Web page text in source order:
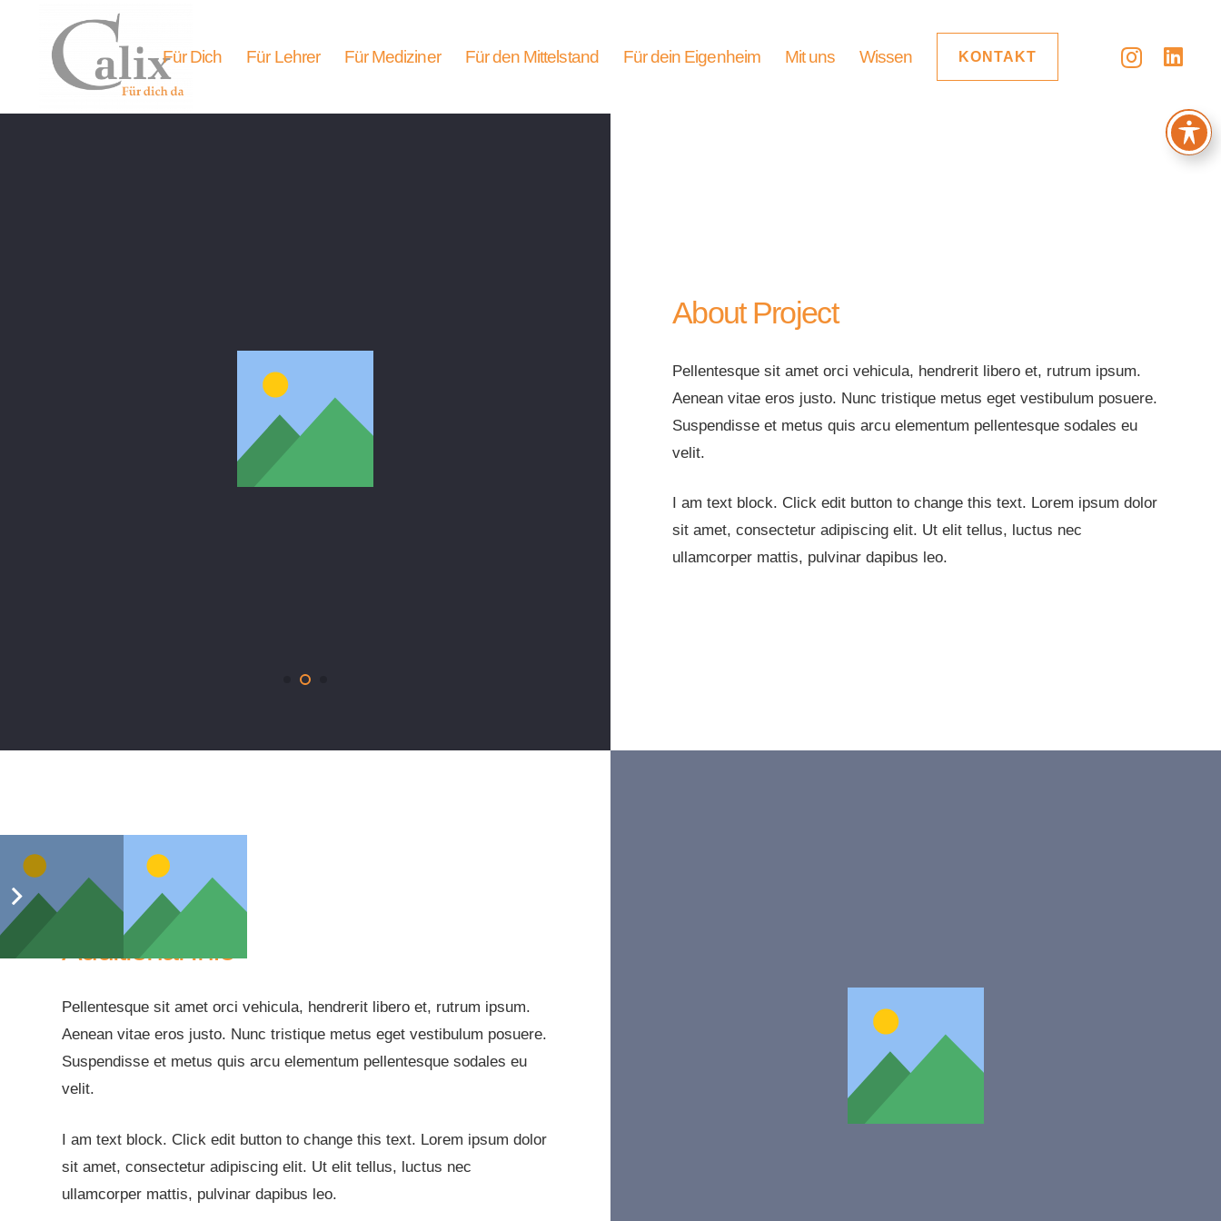
Für Dich Für Lehrer Für Mediziner Für den Mittelstand Für dein Eigenheim Mit uns Wissen KONTAKT
About Project
Pellentesque sit amet orci vehicula, hendrerit libero et, rutrum ipsum.
Aenean vitae eros justo. Nunc tristique metus eget vestibulum posuere.
Suspendisse et metus quis arcu elementum pellentesque sodales eu
velit.
I am text block. Click edit button to change this text. Lorem ipsum dolor
sit amet, consectetur adipiscing elit. Ut elit tellus, luctus nec
ullamcorper mattis, pulvinar dapibus leo.
Additional Info
Pellentesque sit amet orci vehicula, hendrerit libero et, rutrum ipsum.
Aenean vitae eros justo. Nunc tristique metus eget vestibulum posuere.
Suspendisse et metus quis arcu elementum pellentesque sodales eu
velit.
I am text block. Click edit button to change this text. Lorem ipsum dolor
sit amet, consectetur adipiscing elit. Ut elit tellus, luctus nec
ullamcorper mattis, pulvinar dapibus leo.